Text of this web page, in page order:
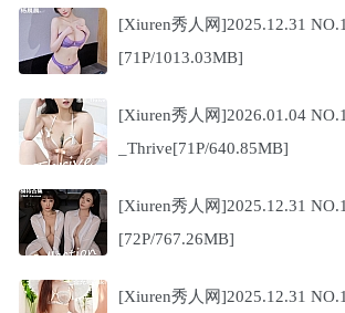
[Xiuren秀人网]2025.12.31
[71P/1013.03MB]
[Xiuren秀人网]2026.01.04
_Thrive[71P/640.85MB]
[Xiuren秀人网]2025.12.31
[72P/767.26MB]
[Xiuren秀人网]2025.12.31